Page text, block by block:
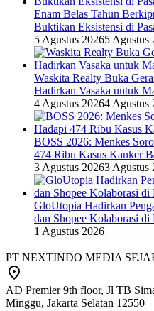
Enam Belas Tahun
Buktikan Eksistensi di
5 Agustus 20265 Agustus
Waskita Realty Buka
Hadirkan Vasaka untuk
4 Agustus 20264 Agustus
BOSS 2026: Menkes
474 Ribu Kasus Kanker
3 Agustus 20263 Agustus
GloUtopia Hadirkan
dan Shopee Kolaborasi
1 Agustus 2026
PT NEXTINDO MEDIA
AD Premier 9th floor, Jl TB
Minggu, Jakarta Selatan 12550